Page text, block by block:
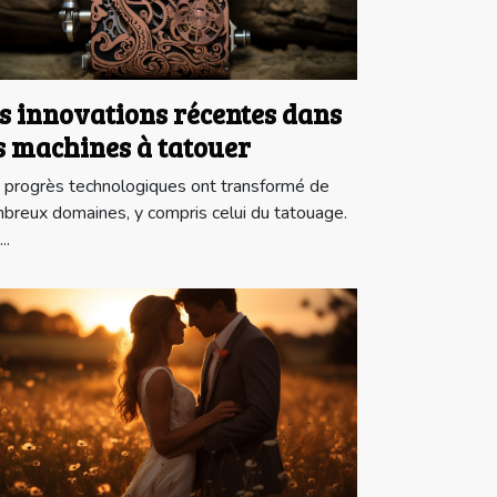
innovations récentes dans
machines à tatouer
progrès technologiques ont transformé de
domaines, y compris celui du tatouage.